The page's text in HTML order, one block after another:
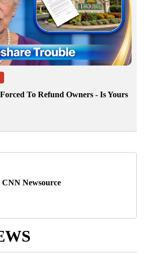
To Refund Owners - Is Yours
CNN Newsource